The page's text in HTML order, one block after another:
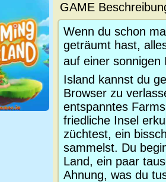
GAME
Wenn du schon
geträumt hast,
auf einer sonnigen
Island kannst du
Browser zu
entspanntes
friedliche Insel
züchtest, ein
sammelst. Du
Land, ein paar
Ahnung, was du